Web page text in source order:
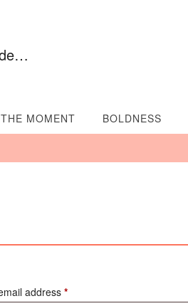
MOMENT BOLDNESS
address*Required